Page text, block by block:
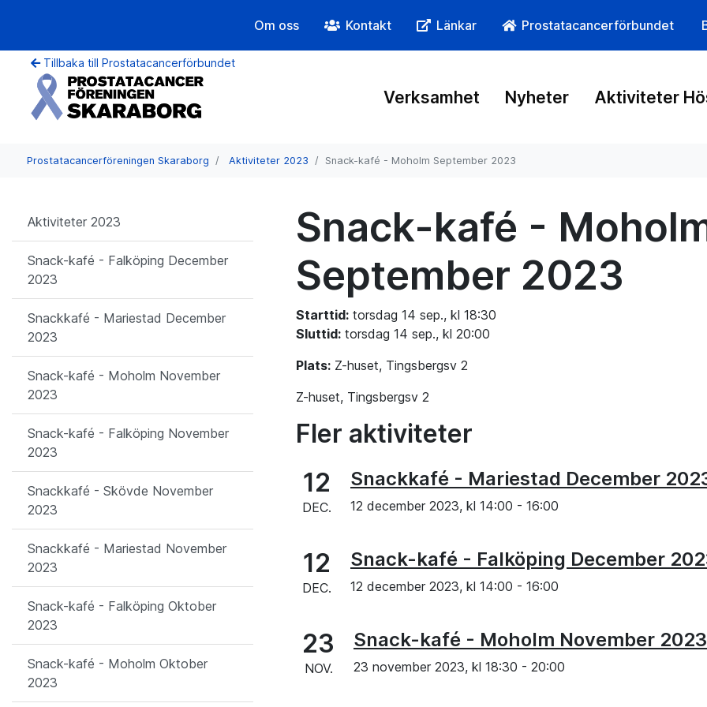
Om oss Kontakt Länkar Prostatacancerförbundet
Tillbaka till Prostatacancerförbundet
Verksamhet Nyheter Aktiviteter
Prostatacancerföreningen Skaraborg Aktiviteter 2023 Snack-kafé - Moholm September 2023
Aktiviteter 2023
Snack-kafé - Falköping December
2023
Snackkafé - Mariestad December
2023
Snack-kafé - Moholm November
2023
Snack-kafé - Falköping November
2023
Snackkafé - Skövde November
2023
Snackkafé - Mariestad November
2023
Snack-kafé - Falköping Oktober
2023
Snack-kafé - Moholm Oktober
2023
Snack-kafé -
September 2023
Starttid: torsdag 14 sep., kl 18:30
Sluttid: torsdag 14 sep., kl 20:00
Plats: Z-huset, Tingsbergsv 2
Z-huset, Tingsbergsv 2
Fler aktiviteter
12
DEC.
Snackkafé - Mariestad December
12 december 2023, kl 14:00 - 16:00
12
DEC.
Snack-kafé - Falköping December
12 december 2023, kl 14:00 - 16:00
23
NOV.
Snack-kafé - Moholm November 2023
23 november 2023, kl 18:30 - 20:00